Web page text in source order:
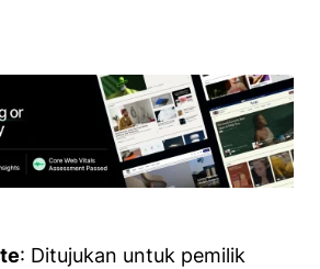
: Ditujukan untuk pemilik